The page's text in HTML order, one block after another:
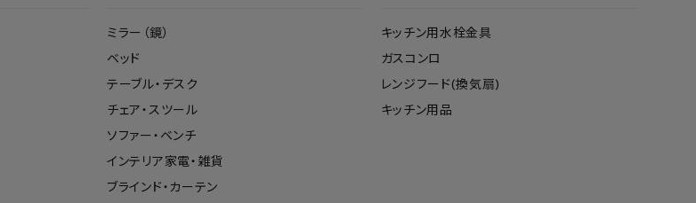
ミラー（鏡）
ベッド
テーブル・デスク
チェア・スツール
ソファー・ベンチ
インテリア家電・雑貨
ブラインド・カーテン
キッチン用水栓金具
ガスコンロ
レンジフード(換気扇)
キッチン用品